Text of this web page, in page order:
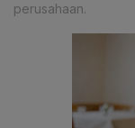
perusahaan.